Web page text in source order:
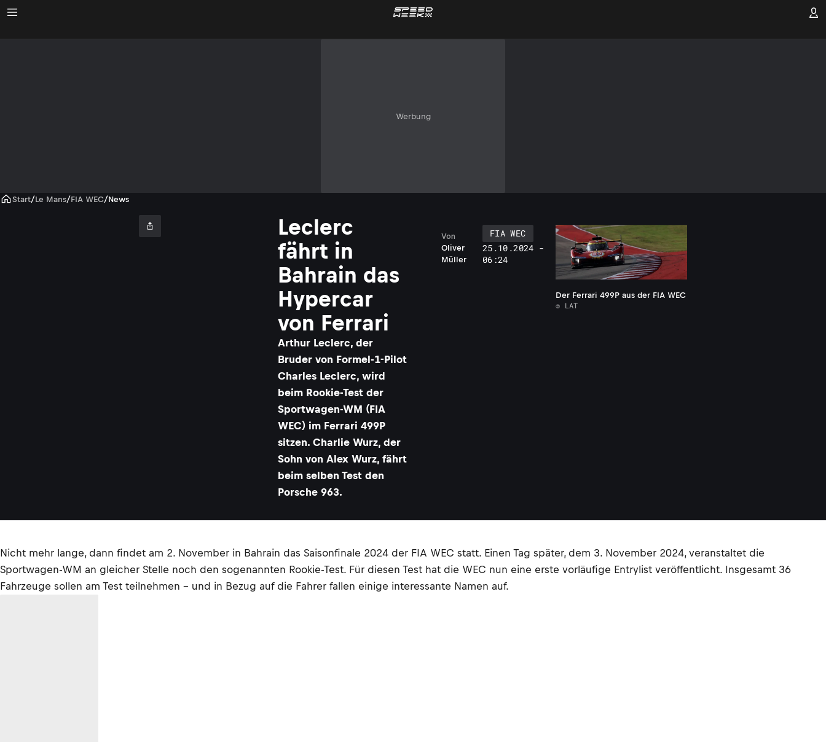
Werbung
Start/Le Mans/FIA WEC/News
Leclerc
fährt in
Bahrain das
Hypercar
von Ferrari
Arthur Leclerc, der
Bruder von Formel-1-Pilot
Charles Leclerc, wird
beim Rookie-Test der
Sportwagen-WM (FIA
WEC) im Ferrari 499P
sitzen. Charlie Wurz, der
Sohn von Alex Wurz, fährt
beim selben Test den
Porsche 963.
Oliver
Müller
Von
FIA WEC
25.10.2024 -
06:24
Der Ferrari 499P aus der FIA WEC
© LAT
Nicht mehr lange, dann findet am 2. November in Bahrain das Saisonfinale 2024 der FIA WEC statt. Einen Tag später, dem 3. November 2024, veranstaltet die
Sportwagen-WM an gleicher Stelle noch den sogenannten Rookie-Test. Für diesen Test hat die WEC nun eine erste vorläufige Entrylist veröffentlicht. Insgesamt 36
Fahrzeuge sollen am Test teilnehmen - und in Bezug auf die Fahrer fallen einige interessante Namen auf.